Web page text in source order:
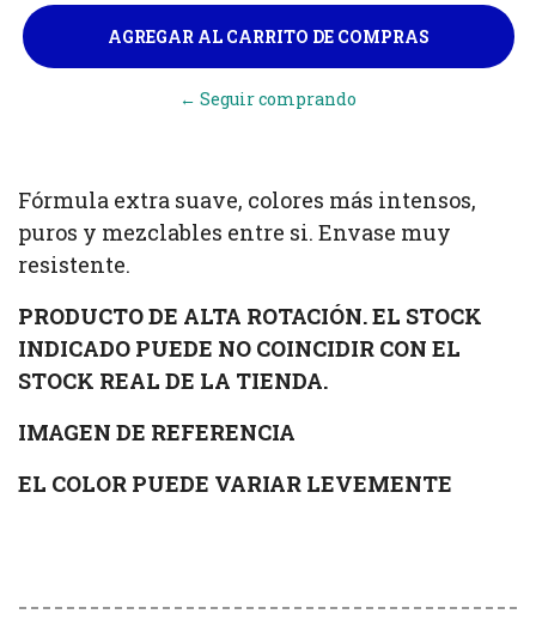
← Seguir comprando
Fórmula extra suave, colores más intensos,
puros y mezclables entre si. Envase muy
resistente.
PRODUCTO DE ALTA ROTACIÓN. EL STOCK
INDICADO PUEDE NO COINCIDIR CON EL
STOCK REAL DE LA TIENDA.
IMAGEN DE REFERENCIA
EL COLOR PUEDE VARIAR LEVEMENTE